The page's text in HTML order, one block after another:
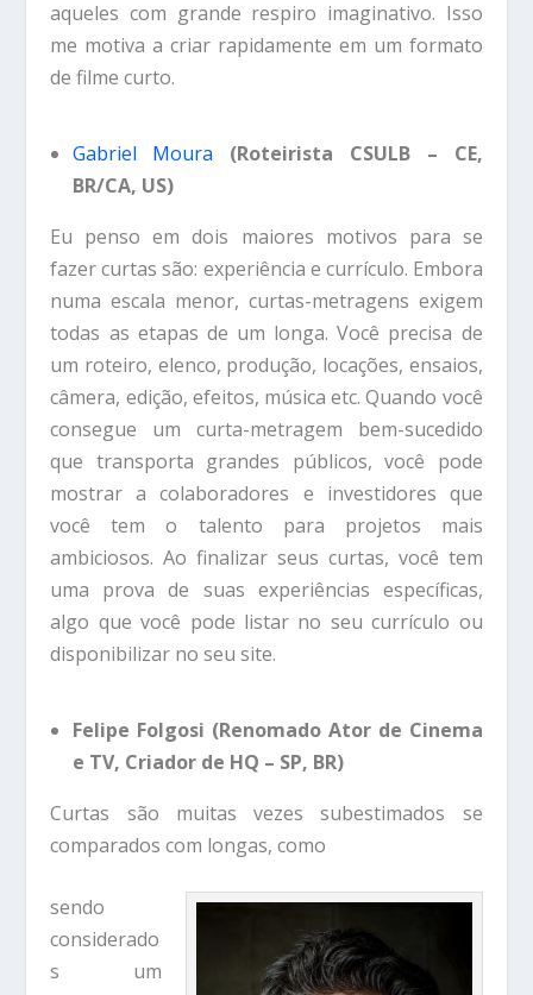
aqueles com grande respiro imaginativo. Isso
me motiva a criar rapidamente em um formato
de filme curto.
Gabriel Moura (Roteirista CSULB – CE,
BR/CA, US)
Eu penso em dois maiores motivos para se
fazer curtas são: experiência e currículo. Embora
numa escala menor, curtas-metragens exigem
todas as etapas de um longa. Você precisa de
um roteiro, elenco, produção, locações, ensaios,
câmera, edição, efeitos, música etc. Quando você
consegue um curta-metragem bem-sucedido
que transporta grandes públicos, você pode
mostrar a colaboradores e investidores que
você tem o talento para projetos mais
ambiciosos. Ao finalizar seus curtas, você tem
uma prova de suas experiências específicas,
algo que você pode listar no seu currículo ou
disponibilizar no seu site.
Felipe Folgosi (Renomado Ator de Cinema
e TV, Criador de HQ – SP, BR)
Curtas são muitas vezes subestimados se
comparados com longas, como
sendo
considerado
s um